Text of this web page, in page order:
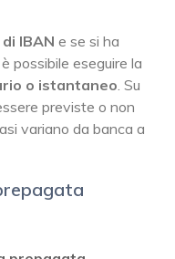
IBAN e se si ha
possibile eseguire la
o istantaneo . Su
previste o non
variano da banca a